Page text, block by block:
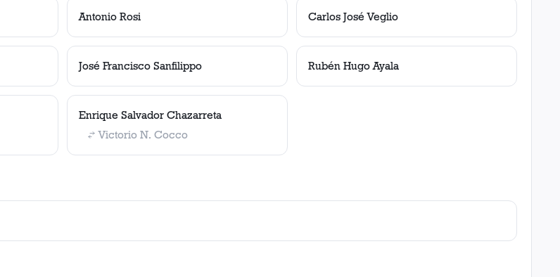
Antonio Rosi Carlos José Veglio
José Francisco Sanfilippo Rubén Hugo Ayala
Enrique Salvador Chazarreta
Victorio N. Cocco